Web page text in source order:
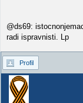
@ds69:
radi ispravnisti. Lp
Profil